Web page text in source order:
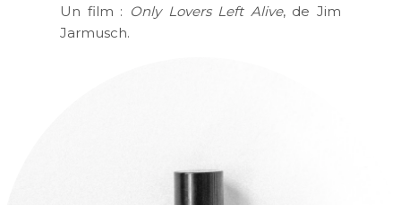
Un film : Only Lovers Left Alive, de Jim
Jarmusch.